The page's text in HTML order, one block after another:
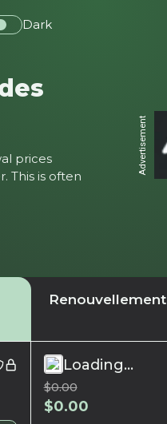
Dark
prices
This is often
Advertisement
Renouvellement
Loading...
$0.00
$0.00